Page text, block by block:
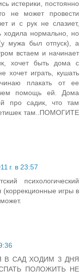
истерики, постоянно
не может провести
и с рук не слазиет,
ходила нормально, но
мужа был отпуск), а
встаем и начинает
хочет быть дома с
хочет играть, кушать
плакать от ее
помощь ей. Дома
про садик, что там
там..ПОМОГИТЕ
г. в 23:57
психологический
(коррекционные игры в
В САД ХОДИМ 3 ДНЯ
ПОЛОЖИТЬ НЕ